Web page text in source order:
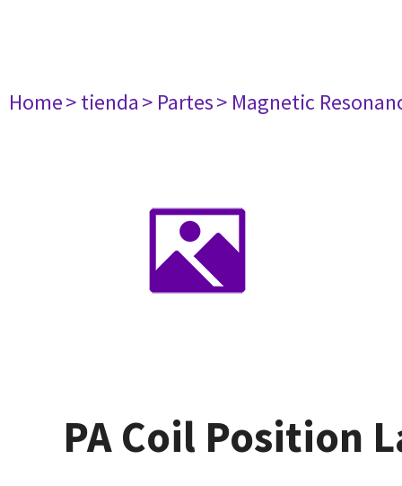
Home> tienda> Partes> Magnetic
PA Coil Position